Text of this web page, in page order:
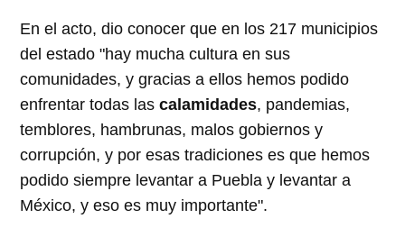
En el acto, dio conocer que en los 217 municipios
del estado "hay mucha cultura en sus
comunidades, y gracias a ellos hemos podido
enfrentar todas lascalamidades, pandemias,
temblores, hambrunas, malos gobiernos y
corrupción, y por esas tradiciones es que hemos
podido siempre levantar a Puebla y levantar a
México, y eso es muy importante".